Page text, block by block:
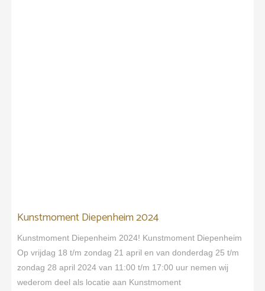
Kunstmoment Diepenheim 2024
Kunstmoment Diepenheim 2024! Kunstmoment Diepenheim
Op vrijdag 18 t/m zondag 21 april en van donderdag 25 t/m
zondag 28 april 2024 van 11:00 t/m 17:00 uur nemen wij
wederom deel als locatie aan Kunstmoment